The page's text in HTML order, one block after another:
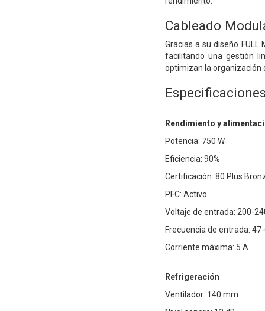
Cableado
Gracias a su diseño
facilitando una gestión
optimizan la organización
Rendimiento y
Potencia: 750 W
Eficiencia: 90%
Certificación: 80 Plus
PFC: Activo
Voltaje de entrada: 200-
Frecuencia de entrada:
Corriente máxima: 5 A
Refrigeración
Ventilador: 140 mm